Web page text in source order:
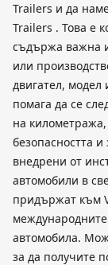
Trailers и да
Trailers . Това е
съдържа важна
или
двигател, модел
помага да се
на
безопасността
внедрени от
автомобили в
придържат към
автомобила.
за да получите